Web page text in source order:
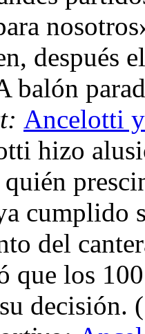
después
balón
Ancelotti
hizo
cumplido
del
que los